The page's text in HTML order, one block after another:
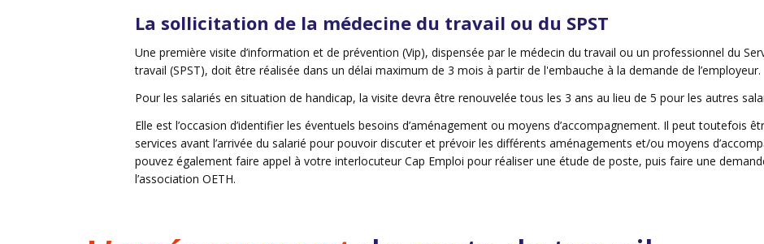
La sollicitation de la médecine du travail ou du SPST
Une première visite d’information et de prévention (Vip), dispensée par le médecin du travail ou un professionnel du
travail (SPST), doit être réalisée dans un délai maximum de 3 mois à partir de l'embauche à la demande de l’employeur.
Pour les salariés en situation de handicap, la visite devra être renouvelée tous les 3 ans au lieu de 5 pour les autres
Elle est l’occasion d’identifier les éventuels besoins d’aménagement ou moyens d’accompagnement. Il peut toutefois
services avant l’arrivée du salarié pour pouvoir discuter et prévoir les différents aménagements et/ou moyens
pouvez également faire appel à votre interlocuteur Cap Emploi pour réaliser une étude de poste, puis faire une
l’association OETH.